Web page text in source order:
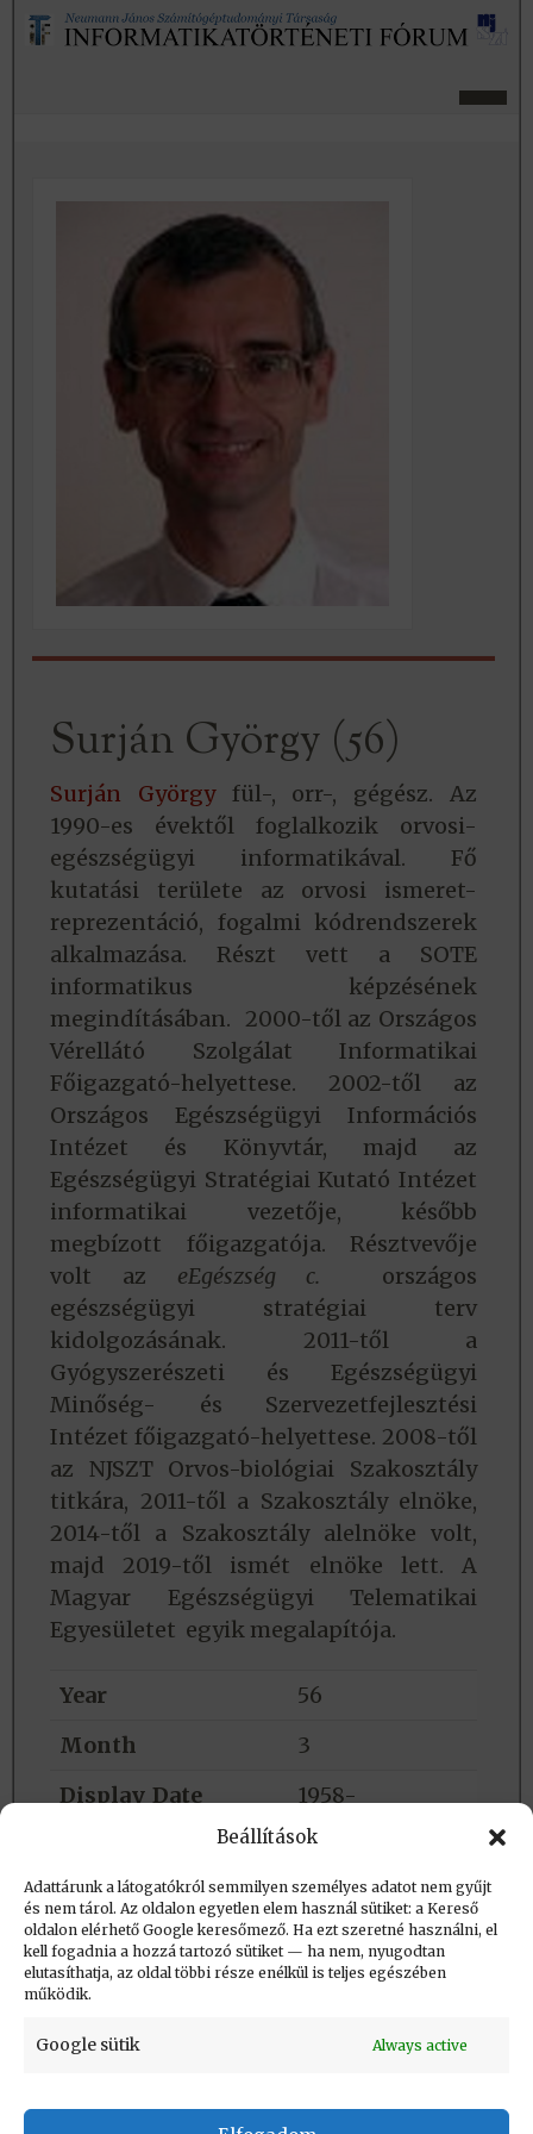
Beállítások
Adattárunk a látogatókról semmilyen személyes adatot nem gyűjt
és nem tárol. Az oldalon egyetlen elem használ sütiket: a Kereső
oldalon elérhető Google keresőmező. Ha ezt szeretné használni, el
kell fogadnia a hozzá tartozó sütiket — ha nem, nyugodtan
elutasíthatja, az oldal többi része enélkül is teljes egészében
működik.
Google sütik Always active
Surján György (56)
Surján Györgyfül-, orr-, gégész. Az
1990-es évektől foglalkozik orvosi-
egészségügyi informatikával. Fő
kutatási területe az orvosi ismeret-
reprezentáció, fogalmi kódrendszerek
alkalmazása. Részt vett a SOTE
informatikus képzésének
megindításában. 2000-től az Országos
Vérellátó Szolgálat Informatikai
Főigazgató-helyettese. 2002-től az
Országos Egészségügyi Információs
Intézet és Könyvtár, majd az
Egészségügyi Stratégiai Kutató Intézet
informatikai vezetője, később
megbízott főigazgatója. Résztvevője
volt az eEgészség c.
országos
egészségügyi stratégiai terv
kidolgozásának. 2011-től a
Gyógyszerészeti és Egészségügyi
Minőség- és Szervezetfejlesztési
Intézet főigazgató-helyettese. 2008-től
az NJSZT Orvos-biológiai Szakosztály
titkára, 2011-től a Szakosztály elnöke,
2014-től a Szakosztály alelnöke volt,
majd 2019-től ismét elnöke lett. A
Magyar Egészségügyi Telematikai
Egyesületet egyik megalapítója.
Year
56
Month
3
Display_Date
1958-
Orvos
Background
#190775
Timeline_name
Arcképek